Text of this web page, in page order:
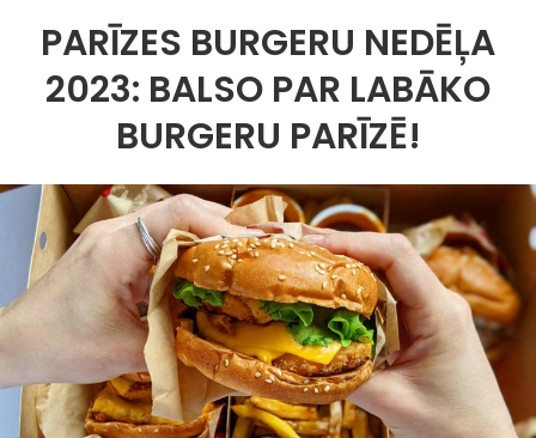
PARĪZES BURGERU NEDĒĻA
2023: BALSO PAR LABĀKO
BURGERU PARĪZĒ!